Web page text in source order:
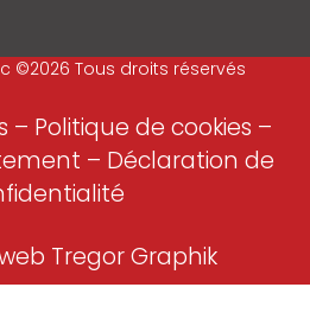
©2026 Tous droits réservés
– Politique de cookies –
– Déclaration de
Tregor Graphik